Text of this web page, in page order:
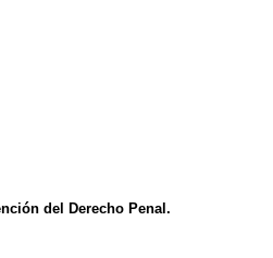
del Derecho Penal.